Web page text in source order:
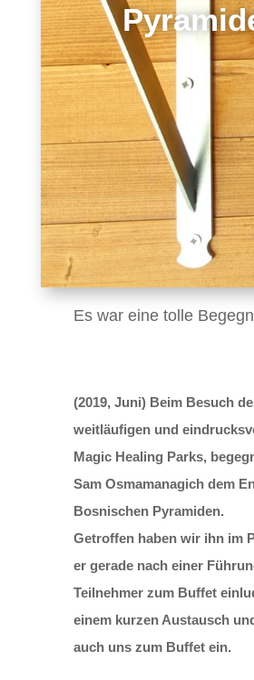
Es war eine tolle
(2019, Juni) Beim Besuch
weitläufigen und
Magic Healing Parks,
Sam Osmamanagich dem
Bosnischen Pyramiden.
Getroffen haben wir ihn im
er gerade nach einer
Teilnehmer zum Buffet
einem kurzen Austausch
auch uns zum Buffet ein.